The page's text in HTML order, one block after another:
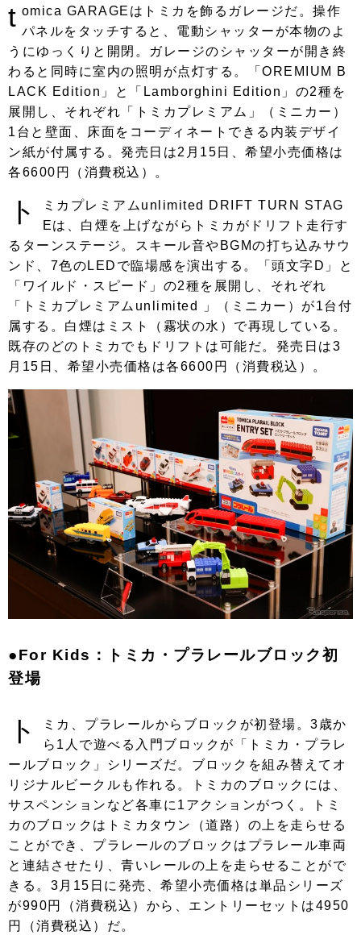
t omica GARAGEはトミカを飾るガレージだ。操作
パネルをタッチすると、電動シャッターが本物のよ
うにゆっくりと開閉。ガレージのシャッターが開き終
わると同時に室内の照明が点灯する。「OREMIUM B
LACK Edition」と「Lamborghini Edition」の2種を
展開し、それぞれ「トミカプレミアム」（ミニカー）
1台と壁面、床面をコーディネートできる内装デザイ
ン紙が付属する。発売日は2月15日、希望小売価格は
各6600円（消費税込）。
ト
ミカプレミアムunlimited DRIFT TURN STAG
Eは、白煙を上げながらトミカがドリフト走行す
るターンステージ。スキール音やBGMの打ち込みサウ
ンド、7色のLEDで臨場感を演出する。「頭文字D」と
「ワイルド・スピード」の2種を展開し、それぞれ
「トミカプレミアムunlimited 」（ミニカー）が1台付
属する。白煙はミスト（霧状の水）で再現している。
既存のどのトミカでもドリフトは可能だ。発売日は3
月15日、希望小売価格は各6600円（消費税込）。
●For Kids：トミカ・プラレールブロック初
登場
ト
ミカ、プラレールからブロックが初登場。3歳か
ら1人で遊べる入門ブロックが「トミカ・プラレ
ールブロック」シリーズだ。ブロックを組み替えてオ
リジナルビークルも作れる。トミカのブロックには、
サスペンションなど各車に1アクションがつく。トミ
カのブロックはトミカタウン（道路）の上を走らせる
ことができ、プラレールのブロックはプラレール車両
と連結させたり、青いレールの上を走らせることがで
きる。3月15日に発売、希望小売価格は単品シリーズ
が990円（消費税込）から、エントリーセットは4950
円（消費税込）だ。